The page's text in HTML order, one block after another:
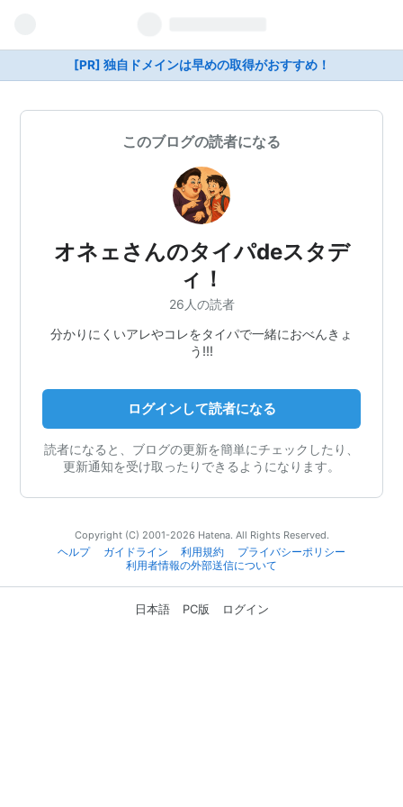
[PR] 独自ドメインは早めの取得がおすすめ！
このブログの読者になる
オネェさんのタイパdeスタデ
ィ！
26人の読者
分かりにくいアレやコレをタイパで一緒におべんきょ
う!!!
ログインして読者になる
読者になると、ブログの更新を簡単にチェックしたり、
更新通知を受け取ったりできるようになります。
Copyright (C) 2001-2026 Hatena. All Rights Reserved.
ヘルプ
ガイドライン 利用規約
プライバシーポリシー
利用者情報の外部送信について
日本語 PC版 ログイン